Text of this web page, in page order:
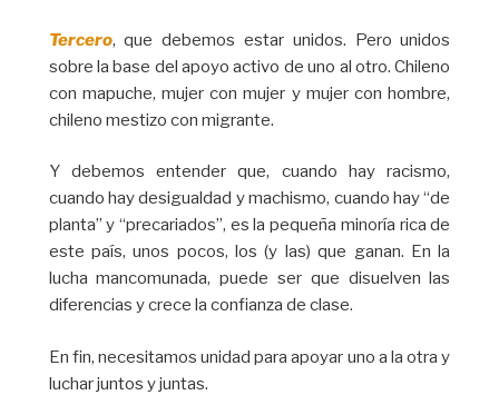
Tercero, que debemos estar unidos. Pero unidos
sobre la base del apoyo activo de uno al otro. Chileno
con mapuche, mujer con mujer y mujer con hombre,
chileno mestizo con migrante.
Y debemos entender que, cuando hay racismo,
cuando hay desigualdad y machismo, cuando hay “de
planta” y “precariados”, es la pequeña minoría rica de
este país, unos pocos, los (y las) que ganan. En la
lucha mancomunada, puede ser que disuelven las
diferencias y crece la confianza de clase.
En fin, necesitamos unidad para apoyar uno a la otra y
luchar juntos y juntas.